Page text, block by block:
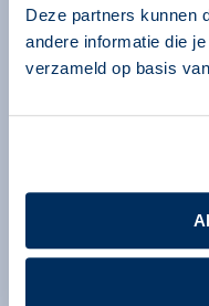
Deze partners kunnen
andere informatie die
verzameld op basis
Over onze programma’s
Begeleiders
Nieuws
Bestellen
Information in English